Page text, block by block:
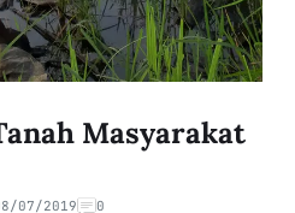
Masyarakat
07/2019 0